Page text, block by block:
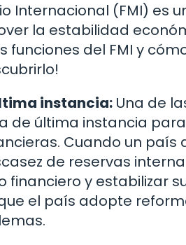
Internacional (FMI) es
la estabilidad
funciones del FMI y
instancia: Una de
de última instancia
Cuando un
de reservas
financiero y estabilizar
el país adopte